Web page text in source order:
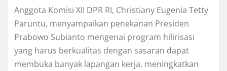
Anggota Komisi XII DPR RI, Christiany Eugenia Tetty
Paruntu, menyampaikan penekanan Presiden
Prabowo Subianto mengenai program hilirisasi
yang harus berkualitas dengan sasaran dapat
membuka banyak lapangan kerja, meningkatkan